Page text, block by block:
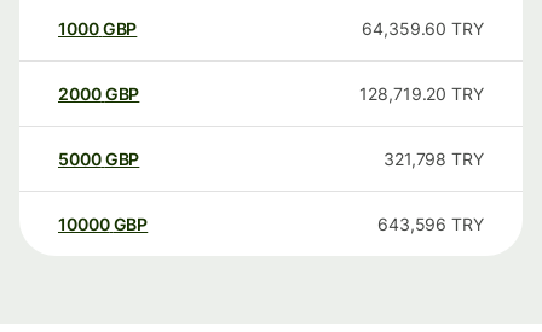
1000GBP 64,359.60 TRY
2000GBP 128,719.20 TRY
5000GBP 321,798 TRY
10000 GBP 643,596 TRY